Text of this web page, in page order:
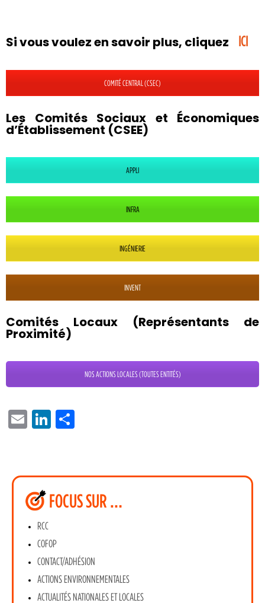
Si vous voulez en savoir plus, cliquez ICI
COMITÉ CENTRAL (CSEC)
Les Comités Sociaux et Économiques
d’Établissement (CSEE)
APPLI
INFRA
INGÉNIERIE
INVENT
Comités Locaux (Représentants de
Proximité)
NOS ACTIONS LOCALES (TOUTES ENTITÉS)
EMAIL LINKEDIN
FOCUS SUR …
RCC
COFOP
CONTACT/ADHÉSION
ACTIONS ENVIRONNEMENTALES
ACTUALITÉS NATIONALES ET LOCALES